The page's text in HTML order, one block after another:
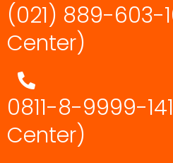
(021) 889-603-
Center)
0811-8-9999-
Center)